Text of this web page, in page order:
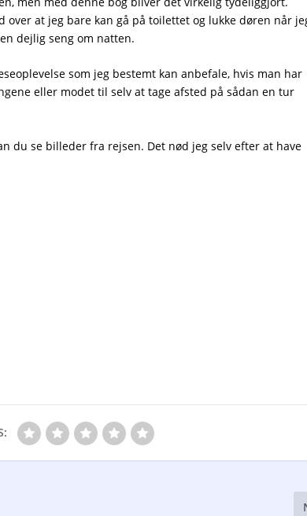
at jeg bare kan gå på toilettet og lukke døren når
dejlig seng om natten.
som jeg bestemt kan anbefale, hvis man har
eller modet til selv at tage afsted på sådan en tur
du se billeder fra rejsen. Det nød jeg selv efter at have